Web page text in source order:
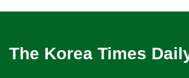
Ophthalmologist
Fashion/Boutique
개인지도-서예
개인지도-미술/사진
Private Lesson-Art/Photograph
보석감정사
스테이징 홈
자동차-판매/리스
운동구/스포츠용품
Korean Businessmen's Association
Buddhist Temple
Shoe Repair
The Korea Times